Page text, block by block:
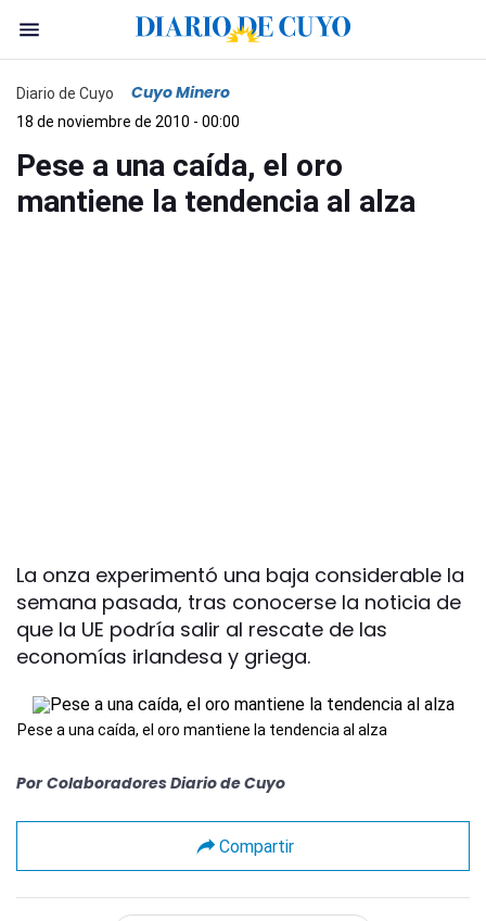
Diario de Cuyo Cuyo Minero
18 de noviembre de 2010 - 00:00
Pese a una caída, el oro
mantiene la tendencia al alza
La onza experimentó una baja considerable la
semana pasada, tras conocerse la noticia de
que la UE podría salir al rescate de las
economías irlandesa y griega.
Pese a una caída, el oro mantiene la tendencia al alza
Por Colaboradores Diario de Cuyo
Compartir